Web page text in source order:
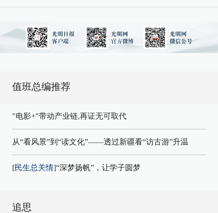
值班总编推荐
"电影+"带动产业链,再证无可取代
从“看风景”到“读文化”——透过新疆看“访古游”升温
[民生总关情]“深梦扬帆”，让学子圆梦
追思